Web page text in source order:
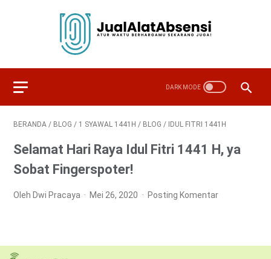
BERANDA / BLOG / 1 SYAWAL 1441H / BLOG / IDUL FITRI 1441H
Selamat Hari Raya Idul Fitri 1441 H, ya
Sobat Fingerspoter!
Oleh Dwi Pracaya Mei 26, 2020 Posting Komentar